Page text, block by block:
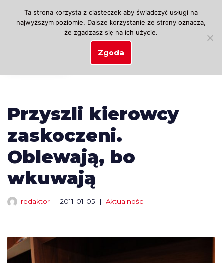
Przejdź
Przyszli kierowcy
zaskoczeni.
Oblewają, bo
wkuwają
redaktor 2011-01-05 Aktualności
Ta strona korzysta z ciasteczek aby świadczyć usługi na
najwyższym poziomie. Dalsze korzystanie ze strony oznacza,
że zgadzasz się na ich użycie.
Zgoda